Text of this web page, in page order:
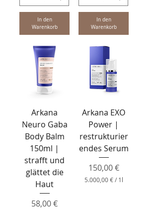
In den
Warenkorb
€
p
r
L
i
e
r
In den
Warenkorb
Arkana
Neuro Gaba
Body Balm
150ml |
strafft und
glättet die
Haut
Preis
58,00 €
Arkana EXO
Power |
restrukturier
endes Serum
Preis
150,00 €
5.000,00 € / 1l